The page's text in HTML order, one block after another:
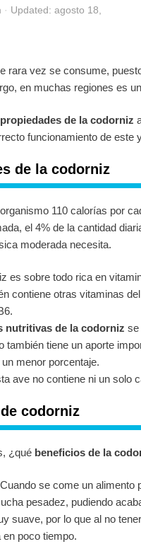
Updated: agosto 18,
rara vez se consume,
en muchas regiones es
propiedades de la codorniz
funcionamiento de este
de la codorniz
110 calorías por
el 4% de la cantidad
moderada necesita.
es sobre todo rica en
contiene otras vitaminas
nutritivas de la codorniz se
tiene un aporte
menor porcentaje.
ave no contiene ni un solo
codorniz
¿qué beneficios de la
Cuando se come un alimento
pesadez, pudiendo
suave, por lo que al no
poco tiempo.